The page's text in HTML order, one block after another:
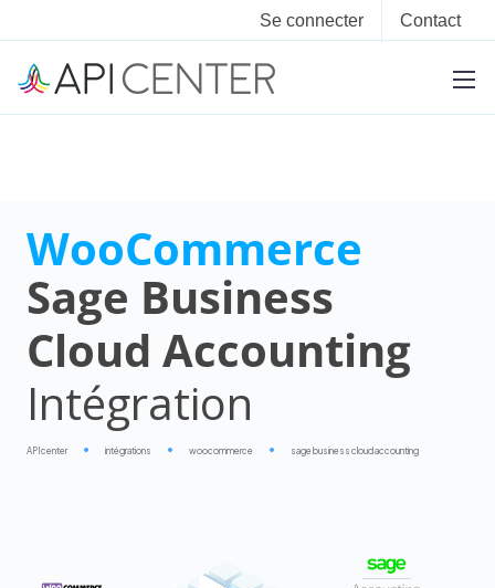
Se connecter Contact
WooCommerce
Sage Business
Cloud Accounting
Intégration
APIcenter intégrations woocommerce sage business cloud accounting